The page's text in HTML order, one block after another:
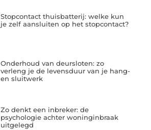
Stopcontact thuisbatterij: welke kun
je zelf aansluiten op het stopcontact?
Onderhoud van deursloten: zo
verleng je de levensduur van je hang-
en sluitwerk
Zo denkt een inbreker: de
psychologie achter woninginbraak
uitgelegd